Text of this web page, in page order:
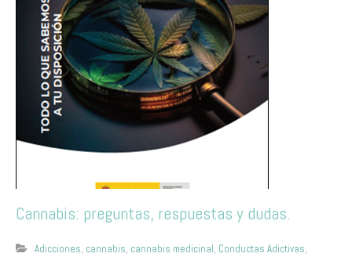
Cannabis: preguntas, respuestas y dudas.
Adicciones, cannabis, cannabis medicinal, Conductas Adictivas,